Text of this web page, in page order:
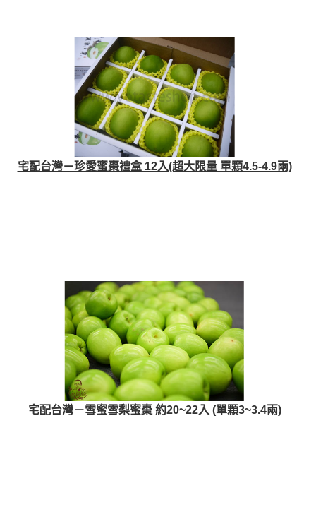
宅配台灣－珍愛蜜棗禮盒 12入(超大限量 單顆4.5-4.9兩)
宅配台灣－雪蜜雪梨蜜棗 約20~22入 (單顆3~3.4兩)